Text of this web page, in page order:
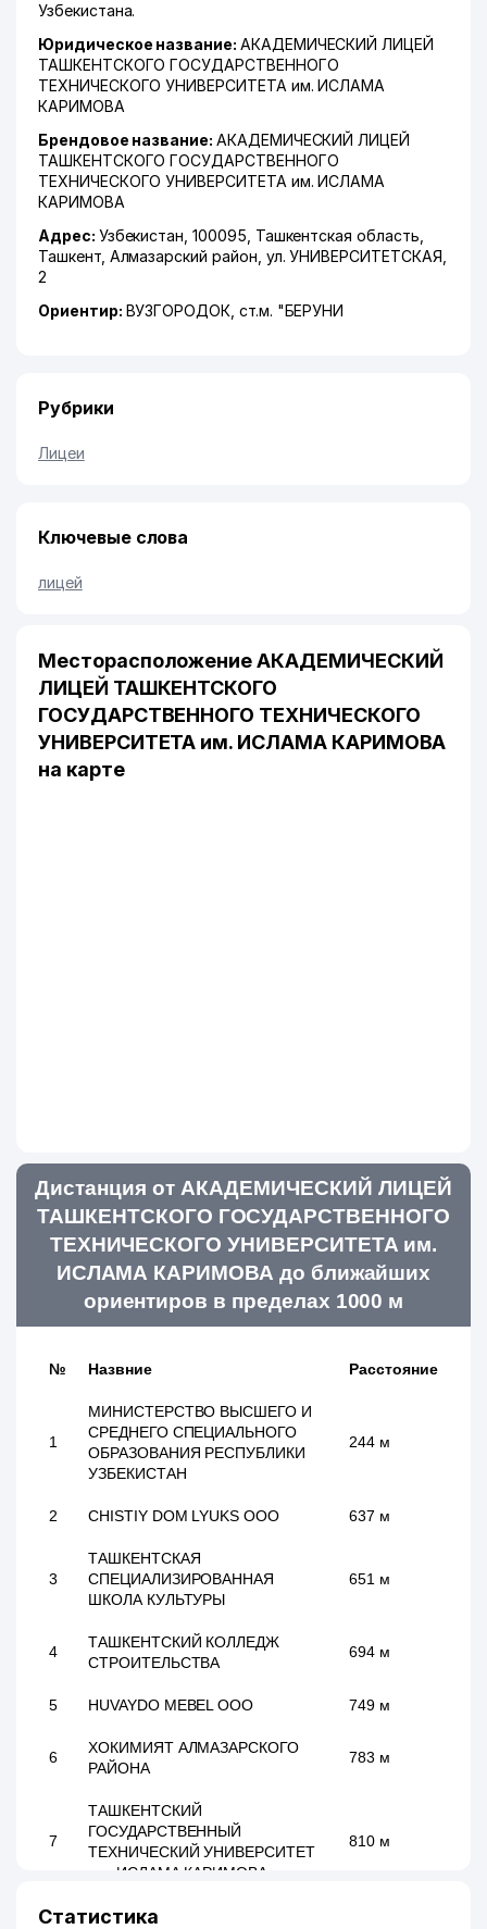
Узбекистана.
Юридическое название: АКАДЕМИЧЕСКИЙ ЛИЦЕЙ
ТАШКЕНТСКОГО ГОСУДАРСТВЕННОГО
ТЕХНИЧЕСКОГО УНИВЕРСИТЕТА им. ИСЛАМА
КАРИМОВА
Брендовое название: АКАДЕМИЧЕСКИЙ ЛИЦЕЙ
ТАШКЕНТСКОГО ГОСУДАРСТВЕННОГО
ТЕХНИЧЕСКОГО УНИВЕРСИТЕТА им. ИСЛАМА
КАРИМОВА
Адрес: Узбекистан, 100095, Ташкентская область
Ташкент, Алмазарский район ул. УНИВЕРСИТЕТСКАЯ
2
Ориентир: ВУЗГОРОДОК, ст.м. "БЕРУНИ
Рубрики
Лицеи
Ключевые слова
лицей
Месторасположение АКАДЕМИЧЕСКИЙ
ЛИЦЕЙ ТАШКЕНТСКОГО
ГОСУДАРСТВЕННОГО ТЕХНИЧЕСКОГО
УНИВЕРСИТЕТА им. ИСЛАМА КАРИМОВА
на карте
Дистанция от АКАДЕМИЧЕСКИЙ ЛИЦЕЙ
ТАШКЕНТСКОГО ГОСУДАРСТВЕННОГО
ТЕХНИЧЕСКОГО УНИВЕРСИТЕТА им.
ИСЛАМА КАРИМОВА до ближайших
ориентиров в пределах 1000 м
№ Назвние Расстояние
1
МИНИСТЕРСТВО ВЫСШЕГО И
СРЕДНЕГО СПЕЦИАЛЬНОГО
ОБРАЗОВАНИЯ РЕСПУБЛИКИ
УЗБЕКИСТАН
244 м
2 CHISTIY DOM LYUKS ООО 637 м
3
ТАШКЕНТСКАЯ
СПЕЦИАЛИЗИРОВАННАЯ
ШКОЛА КУЛЬТУРЫ
651 м
4
ТАШКЕНТСКИЙ КОЛЛЕДЖ
СТРОИТЕЛЬСТВА
694 м
5 HUVAYDO MEBEL ООО 749 м
6
ХОКИМИЯТ АЛМАЗАРСКОГО
РАЙОНА
783 м
7
ТАШКЕНТСКИЙ
ГОСУДАРСТВЕННЫЙ
ТЕХНИЧЕСКИЙ УНИВЕРСИТЕТ
им. ИСЛАМА КАРИМОВА
810 м
8 DEHKONSAVDO ГУП
Статистика